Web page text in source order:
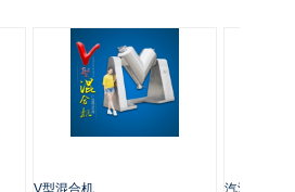
V型混合机 汽油磨粉机